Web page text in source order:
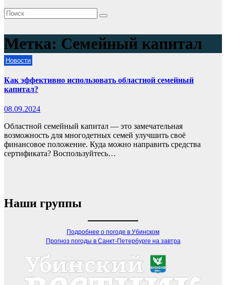
Метка: Семейный капитал
Новости
Как эффективно использовать областной семейный
капитал?
08.09.2024
Областной семейный капитал — это замечательная
возможность для многодетных семей улучшить своё
финансовое положение. Куда можно направить средства
сертификата? Воспользуйтесь…
Наши группы
Подробнее о погоде в Убинском
Прогноз погоды в Санкт-Петербурге на завтра